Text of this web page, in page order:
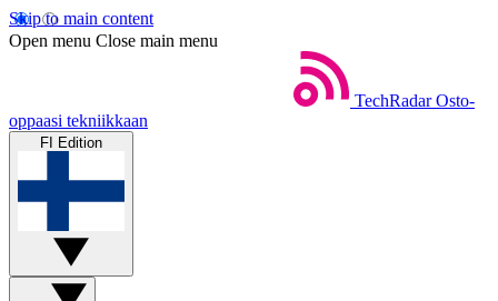
Skip to main content
Open menu Close main menu
TechRadar Osto-
oppaasi tekniikkaan
FI Edition